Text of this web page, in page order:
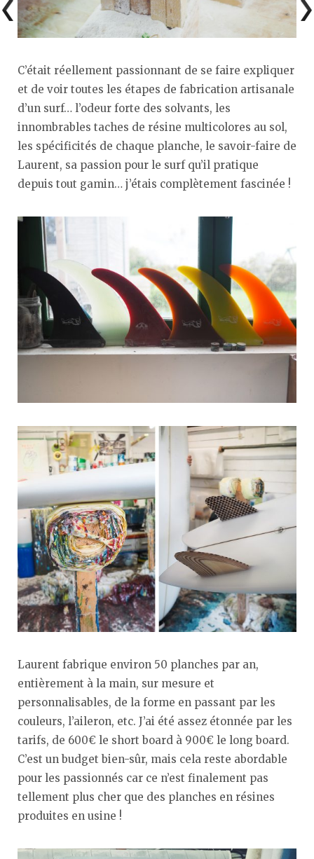
C’était réellement passionnant de se faire expliquer
et de voir toutes les étapes de fabrication artisanale
d’un surf… l’odeur forte des solvants, les
innombrables taches de résine multicolores au sol,
les spécificités de chaque planche, le savoir-faire de
Laurent, sa passion pour le surf qu’il pratique
depuis tout gamin… j’étais complètement fascinée !
Laurent fabrique environ 50 planches par an,
entièrement à la main, sur mesure et
personnalisables, de la forme en passant par les
couleurs, l’aileron, etc. J’ai été assez étonnée par les
tarifs, de 600€ le short board à 900€ le long board.
C’est un budget bien-sûr, mais cela reste abordable
pour les passionnés car ce n’est finalement pas
tellement plus cher que des planches en résines
produites en usine !